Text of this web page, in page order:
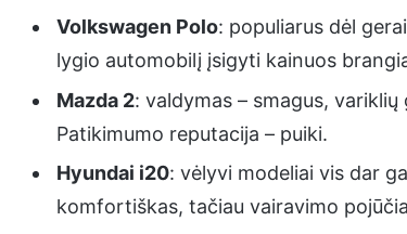
Volkswagen Polo: populiarus dėl
lygio automobilį įsigyti kainuos
Mazda 2: valdymas – smagus,
Patikimumo reputacija – puiki.
Hyundai i20: vėlyvi modeliai vis dar
komfortiškas, tačiau vairavimo